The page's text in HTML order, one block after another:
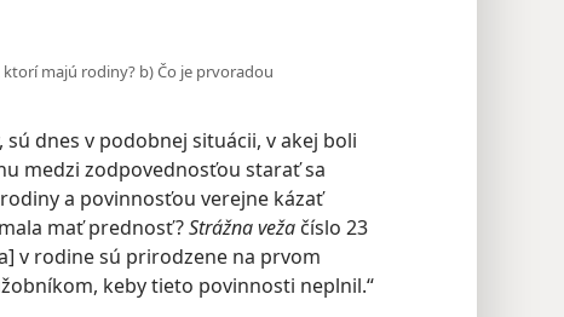
majú rodiny? b) Čo je prvoradou
dnes v podobnej situácii, v akej boli
medzi zodpovednosťou starať sa
a povinnosťou verejne kázať
mať prednosť?Strážna veža číslo 23
v rodine sú prirodzene na prvom
keby tieto povinnosti neplnil.“